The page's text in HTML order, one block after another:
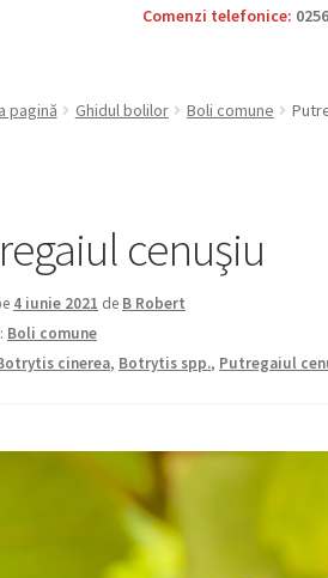
Comenzi telefonice:
pagină Ghidul bolilor Boli comune
cenuşiu
4 iunie 2021 de B Robert
Boli comune
cinerea, Botrytis spp., Putregaiul